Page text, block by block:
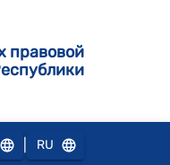
правовой
RU